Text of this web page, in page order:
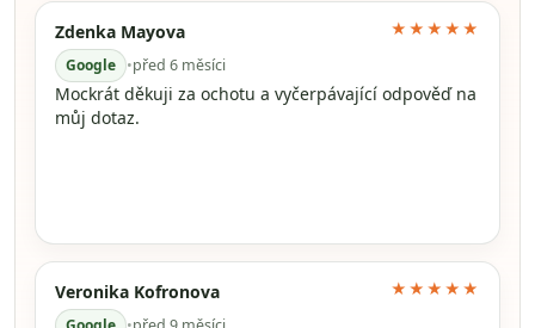
Zdenka Mayova
Google •před 6 měsíci
★★★★★
Mockrát děkuji za ochotu a vyčerpávající odpověď na
můj dotaz.
Veronika Kofronova ★★★★★